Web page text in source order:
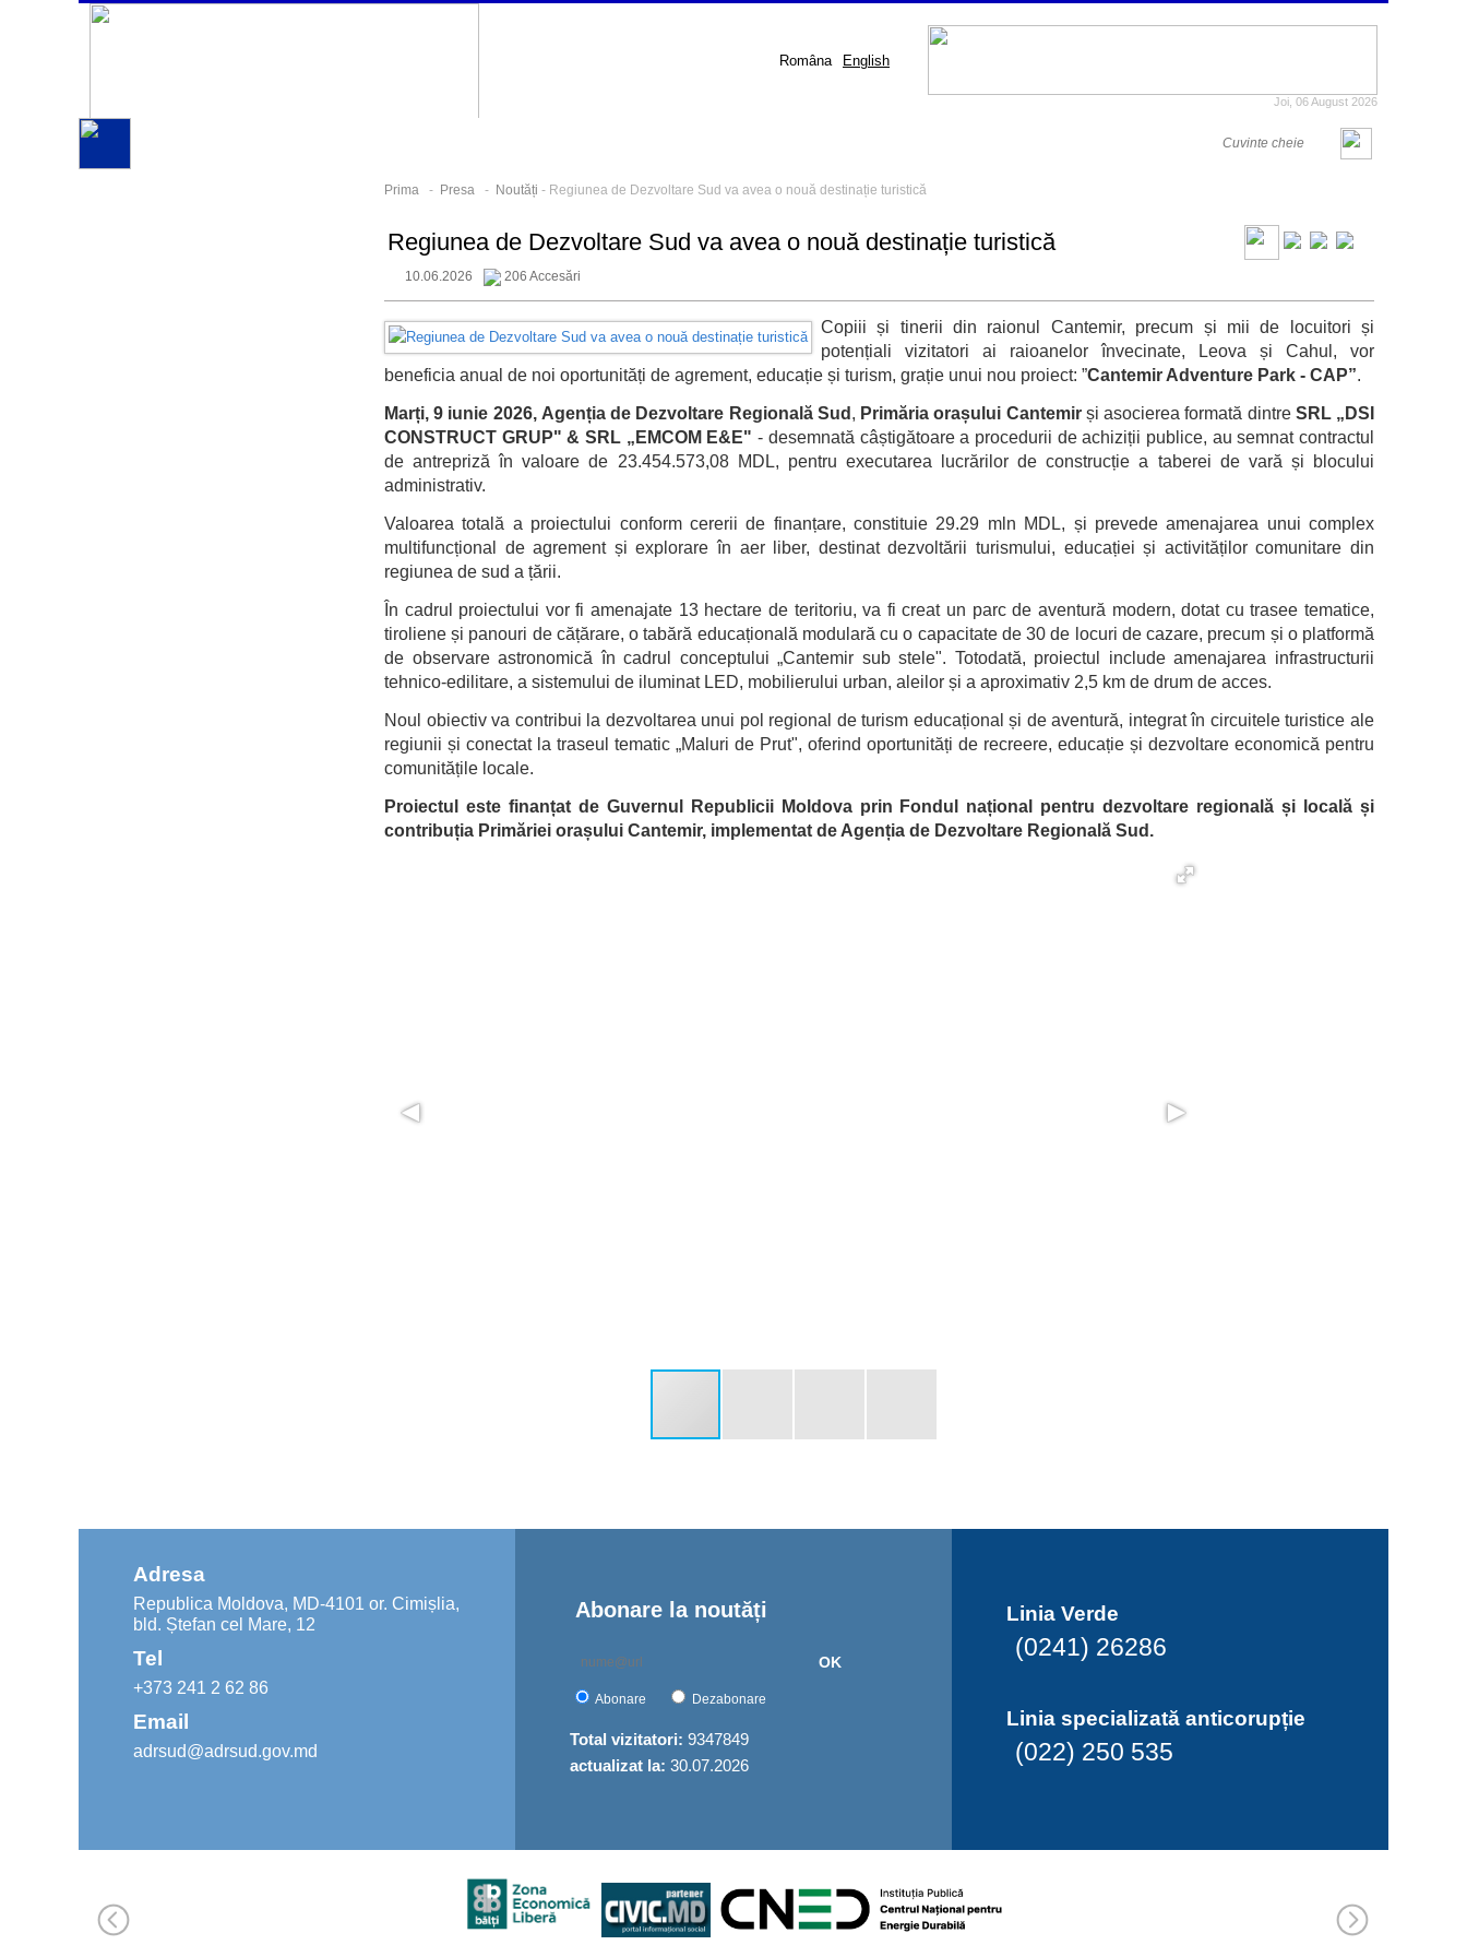
Româna English
Joi, 06 August 2026
Prima - Presa - Noutăți - Regiunea de Dezvoltare Sud va avea o nouă destinație turistică
Regiunea de Dezvoltare Sud va avea o nouă destinație turistică
10.06.2026 206 Accesări
Copiii și tinerii din raionul Cantemir, precum și mii de locuitori și
potențiali vizitatori ai raioanelor învecinate, Leova și Cahul, vor
beneficia anual de noi oportunități de agrement, educație și turism, grație unui nou proiect: ”Cantemir Adventure Park - CAP”.
Marți, 9 iunie 2026, Agenția de Dezvoltare Regională Sud , Primăria orașului Cantemirși asocierea formată dintreSRL „DSI
CONSTRUCT GRUP" & SRL „EMCOM E&E" - desemnată câștigătoare a procedurii de achiziții publice, au semnat contractul
de antrepriză în valoare de 23.454.573,08 MDL, pentru executarea lucrărilor de construcție a taberei de vară și blocului
administrativ.
Valoarea totală a proiectului conform cererii de finanțare, constituie 29.29 mln MDL, și prevede amenajarea unui complex
multifuncțional de agrement și explorare în aer liber, destinat dezvoltării turismului, educației și activităților comunitare din
regiunea de sud a țării.
În cadrul proiectului vor fi amenajate 13 hectare de teritoriu, va fi creat un parc de aventură modern, dotat cu trasee tematice,
tiroliene și panouri de cățărare, o tabără educațională modulară cu o capacitate de 30 de locuri de cazare, precum și o platformă
de observare astronomică în cadrul conceptului „Cantemir sub stele". Totodată, proiectul include amenajarea infrastructurii
tehnico-edilitare, a sistemului de iluminat LED, mobilierului urban, aleilor și a aproximativ 2,5 km de drum de acces.
Noul obiectiv va contribui la dezvoltarea unui pol regional de turism educațional și de aventură, integrat în circuitele turistice ale
regiunii și conectat la traseul tematic „Maluri de Prut", oferind oportunități de recreere, educație și dezvoltare economică pentru
comunitățile locale.
Proiectul este finanțat de Guvernul Republicii Moldova prin Fondul național pentru dezvoltare regională și locală și
contribuția Primăriei orașului Cantemir, implementat de Agenția de Dezvoltare Regională Sud.
Adresa
Republica Moldova, MD-4101 or. Cimișlia,
bld. Ștefan cel Mare, 12
Tel
+373 241 2 62 86
Email
adrsud@adrsud.gov.md
Abonare la noutăți
OK
Abonare Dezabonare
Total vizitatori: 9347849
actualizat la: 30.07.2026
Linia Verde
(0241) 26286
Linia specializată anticorupție
(022) 250 535